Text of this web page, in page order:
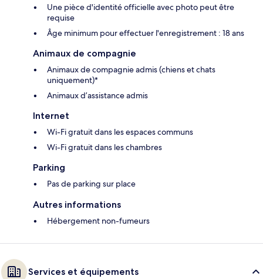
Une pièce d'identité officielle avec photo peut être
requise
Âge minimum pour effectuer l'enregistrement : 18 ans
Animaux de compagnie
Animaux de compagnie admis (chiens et chats
uniquement)*
Animaux d’assistance admis
Internet
Wi-Fi gratuit dans les espaces communs
Wi-Fi gratuit dans les chambres
Parking
Pas de parking sur place
Autres informations
Hébergement non-fumeurs
Services et équipements